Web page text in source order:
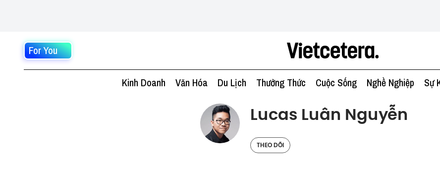
For You
Kinh Doanh Văn Hóa Du Lịch Thưởng Thức Cuộc Sống Nghề Nghiệp Sự
Lucas Luân Nguyễn
THEO DÕI